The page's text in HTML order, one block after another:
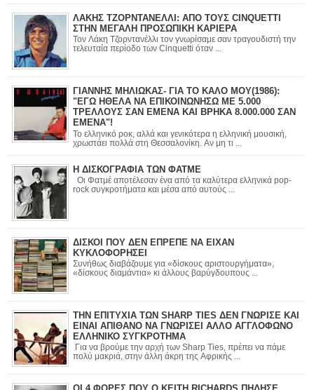
ΛΑΚΗΣ ΤΖΟΡΝΤΑΝΕΛΛΙ: ΑΠΟ ΤΟΥΣ CINQUETTI
ΣΤΗΝ ΜΕΓΑΛΗ ΠΡΟΣΩΠΙΚΗ ΚΑΡΙΕΡΑ
Τον Λάκη Τζορντανέλλι τον γνωρίσαμε σαν τραγουδιστή την
τελευταία περίοδο των Cinquetti όταν ...
ΓΙΑΝΝΗΣ ΜΗΛΙΩΚΑΣ- ΓΙΑ ΤΟ ΚΑΛΟ ΜΟΥ(1986):
"ΕΓΩ ΗΘΕΛΑ ΝΑ ΕΠΙΚΟΙΝΩΝΗΣΩ ΜΕ 5.000
ΤΡΕΛΛΟΥΣ ΣΑΝ ΕΜΕΝΑ ΚΑΙ ΒΡΗΚΑ 8.000.000 ΣΑΝ
ΕΜΕΝΑ"!
Το ελληνικό ροκ, αλλά και γενικότερα η ελληνική μουσική,
χρωστάει πολλά στη Θεσσαλονίκη. Αν μη τι ...
Η ΔΙΣΚΟΓΡΑΦΙΑ ΤΩΝ ΦΑΤΜΕ
Οι Φατμέ αποτέλεσαν ένα από τα καλύτερα ελληνικά pop-
rock συγκροτήματα και μέσα από αυτούς ...
ΔΙΣΚΟΙ ΠΟΥ ΔΕΝ ΕΠΡΕΠΕ ΝΑ ΕΙΧΑΝ
ΚΥΚΛΟΦΟΡΗΣΕΙ
Συνήθως διαβάζουμε για «δίσκους αριστουργήματα»,
«δίσκους διαμάντια» κι άλλους βαρύγδουπους ...
ΤΗΝ ΕΠΙΤΥΧΙΑ ΤΩΝ SHARP TIES ΔΕΝ ΓΝΩΡΙΣΕ ΚΑΙ
ΕΙΝΑΙ ΑΠΙΘΑΝΟ ΝΑ ΓΝΩΡΙΣΕΙ ΑΛΛΟ ΑΓΓΛΟΦΩΝΟ
ΕΛΛΗΝΙΚΟ ΣΥΓΚΡΟΤΗΜΑ
Για να βρούμε την αρχή των Sharp Ties, πρέπει να πάμε
πολύ μακριά, στην άλλη άκρη της Αφρικής ...